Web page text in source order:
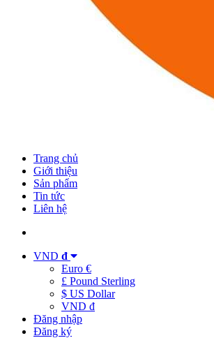
Trang chủ
Giới thiệu
Sản phẩm
Tin tức
Liên hệ
VND đ
Euro €
£ Pound Sterling
$ US Dollar
VND đ
Đăng nhập
Đăng ký